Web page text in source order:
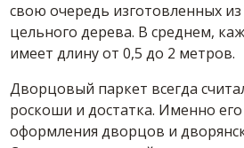
свою очередь изготовленных
цельного дерева. В среднем,
имеет длину от 0,5 до 2 метров.
Дворцовый паркет всегда
роскоши и достатка. Именно
оформления дворцов и